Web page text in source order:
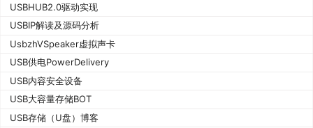
USBHUB2.0驱动实现
USBIP解读及源码分析
UsbzhVSpeaker虚拟声卡
USB供电PowerDelivery
USB内容安全设备
USB大容量存储BOT
USB存储（U盘）博客